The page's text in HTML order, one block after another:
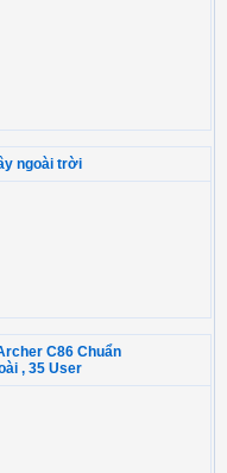
ngoài trời
C86 Chuẩn
, 35 User